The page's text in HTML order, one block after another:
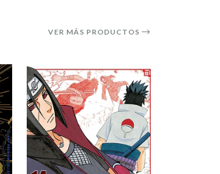
VER MÁS PRODUCTOS